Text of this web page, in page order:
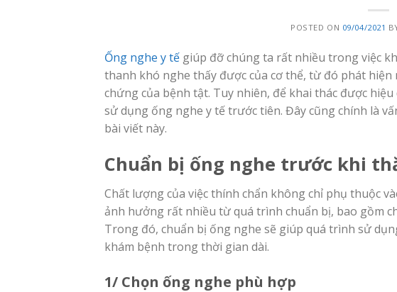
POSTED ON 09/04/2021
Ống nghe y tế giúp đỡ chúng ta rất nhiều trong việc
thanh khó nghe thấy được của cơ thể, từ đó phát
chứng của bệnh tật. Tuy nhiên, để khai thác được
sử dụng ống nghe y tế trước tiên. Đây cũng chính là
bài viết này.
Chuẩn bị ống nghe trước khi
Chất lượng của việc thính chẩn không chỉ phụ thuộc
ảnh hưởng rất nhiều từ quá trình chuẩn bị, bao gồm
Trong đó, chuẩn bị ống nghe sẽ giúp quá trình sử
khám bệnh trong thời gian dài.
1/ Chọn ống nghe phù hợp